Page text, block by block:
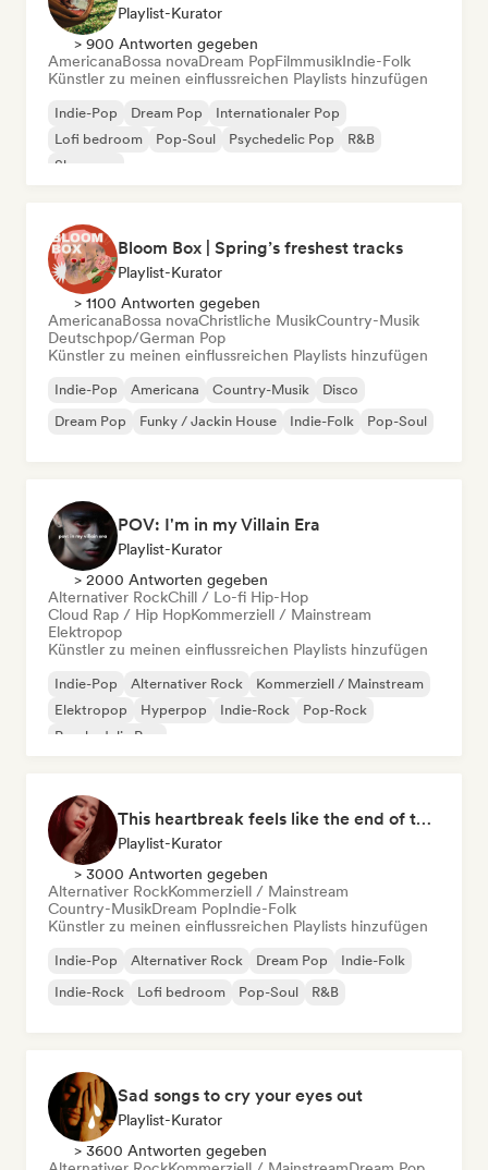
Playlist-Kurator
> 900 Antworten gegeben
AmericanaBossa novaDream PopFilmmusikIndie-Folk
Künstler zu meinen einflussreichen Playlists hinzufügen
Indie-Pop Dream Pop
Internationaler Pop
Lofi bedroom
Pop-Soul Psychedelic Pop
R&B
Shoegaze
Bloom Box | Spring’s freshest tracks
Playlist-Kurator
> 1100 Antworten gegeben
AmericanaBossa novaChristliche MusikCountry-Musik
Deutschpop/German Pop
Künstler zu meinen einflussreichen Playlists hinzufügen
Indie-Pop Americana Country-Musik
Disco
Dream Pop
Funky / Jackin House Indie-Folk Pop-Soul
POV: I'm in my Villain Era
Playlist-Kurator
> 2000 Antworten gegeben
Alternativer RockChill / Lo-fi Hip-Hop
Cloud Rap / Hip HopKommerziell / Mainstream
Elektropop
Künstler zu meinen einflussreichen Playlists hinzufügen
Indie-Pop Alternativer Rock
Kommerziell / Mainstream
Elektropop
Hyperpop Indie-Rock
Pop-Rock
Psychedelic Pop
This heartbreak feels like the end of the world
Playlist-Kurator
> 3000 Antworten gegeben
Alternativer RockKommerziell / Mainstream
Country-MusikDream PopIndie-Folk
Künstler zu meinen einflussreichen Playlists hinzufügen
Indie-Pop Alternativer Rock Dream Pop
Indie-Folk
Indie-Rock
Lofi bedroom Pop-Soul R&B
Sad songs to cry your eyes out
Playlist-Kurator
> 3600 Antworten gegeben